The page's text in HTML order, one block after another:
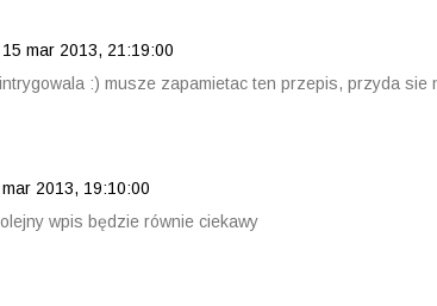
15 mar 2013, 21:19:00
:) musze zapamietac ten przepis, przyda sie
2013, 19:10:00
wpis będzie równie ciekawy